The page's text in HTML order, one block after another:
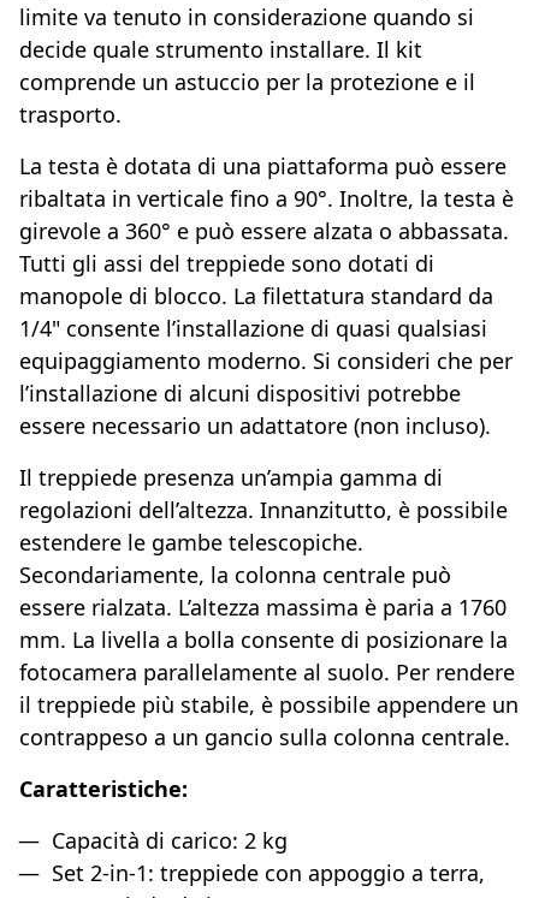
limite va tenuto in considerazione quando si
decide quale strumento installare. Il kit
comprende un astuccio per la protezione e il
trasporto.
La testa è dotata di una piattaforma può essere
ribaltata in verticale fino a 90°. Inoltre, la testa è
girevole a 360° e può essere alzata o abbassata.
Tutti gli assi del treppiede sono dotati di
manopole di blocco. La filettatura standard da
1/4" consente l’installazione di quasi qualsiasi
equipaggiamento moderno. Si consideri che per
l’installazione di alcuni dispositivi potrebbe
essere necessario un adattatore (non incluso).
Il treppiede presenza un’ampia gamma di
regolazioni dell’altezza. Innanzitutto, è possibile
estendere le gambe telescopiche.
Secondariamente, la colonna centrale può
essere rialzata. L’altezza massima è paria a 1760
mm. La livella a bolla consente di posizionare la
fotocamera parallelamente al suolo. Per rendere
il treppiede più stabile, è possibile appendere un
contrappeso a un gancio sulla colonna centrale.
Caratteristiche:
Capacità di carico: 2 kg
Set 2-in-1: treppiede con appoggio a terra,